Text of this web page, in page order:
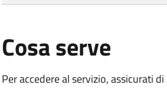
Cosa serve
Per accedere al servizio, assicurati